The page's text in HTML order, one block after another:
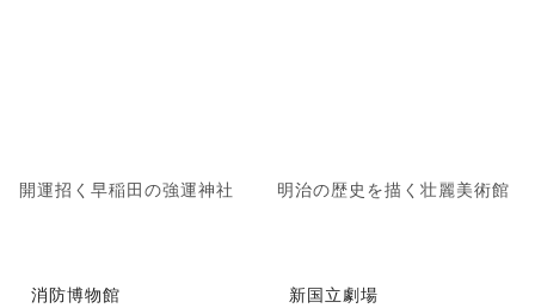
開運招く早稲田の強運神社 明治の歴史を描く壮麗美術館
消防博物館 新国立劇場